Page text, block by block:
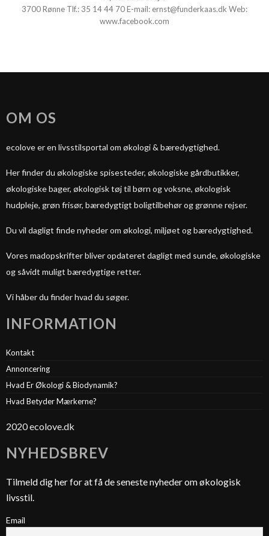
3700 Rønne Tlf.: 35 14 44 70E-mail: ernst@funderkaas.dk Web:
www.facebook.com
OM OS
ecolove er en livsstilsportal om økologi & bæredygtighed.
Her finder du økologiske spisesteder, økologiske gårdbutikker,
økologiske bager, økologisk tøj til børn og voksne, økologisk
hudpleje, grøn frisør, bæredygtigt boligtilbehør og grønne rejser.
Du vil dagligt finde nyheder om økologi, miljøet og bæredygtighed.
Vores madopskrifter bliver opdateret dagligt med sunde, økologiske
og såvidt muligt bæredygtige retter.
Vi håber du finder hvad du søger.
INFORMATION
Kontakt
Annoncering
Hvad Er Økologi & Biodynamik?
Hvad Betyder Mærkerne?
2020 ecolove.dk
NYHEDSBREV
Tilmeld dig her for at få de seneste nyheder om økologisk
livsstil.
Email